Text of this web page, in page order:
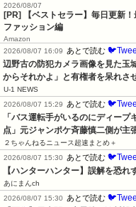
2026/08/07
[PR] 【ベストセラー】毎日更新
ファッション編
Amazon
2026/08/07 16:09
あとで読む
辺野古の防犯カメラ画像を見た玉
からそれかよ」と有権者を呆れ
U-1 NEWS
2026/08/07 15:29
あとで読む
「バス運転手がいるのにディー
点」元ジャンポケ斉藤慎二側が主
２ちゃんねるニュース超速まとめ＋
2026/08/07 15:30
あとで読む
【ハンターハンター】誤解を恐れ
あにまんch
2026/08/07 15:30
あとで読む